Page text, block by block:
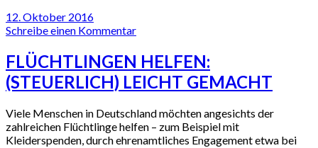
12. Oktober 2016
Schreibe einen Kommentar
FLÜCHTLINGEN HELFEN:
(STEUERLICH) LEICHT GEMACHT
Viele Menschen in Deutschland möchten angesichts der
zahlreichen Flüchtlinge helfen – zum Beispiel mit
Kleiderspenden, durch ehrenamtliches Engagement etwa bei